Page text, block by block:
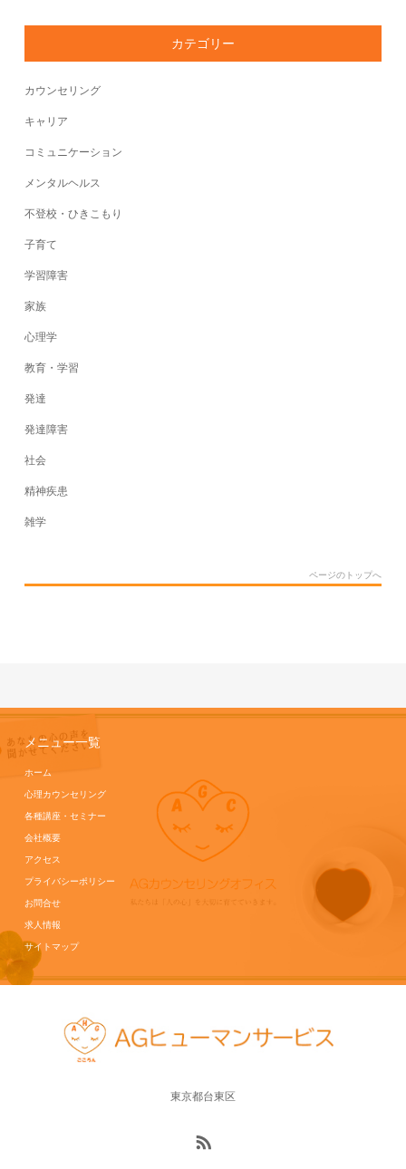
カテゴリー
カウンセリング
キャリア
コミュニケーション
メンタルヘルス
不登校・ひきこもり
子育て
学習障害
家族
心理学
教育・学習
発達
発達障害
社会
精神疾患
雑学
ページのトップへ
メニュー一覧
ホーム
心理カウンセリング
各種講座・セミナー
会社概要
アクセス
プライバシーポリシー
お問合せ
求人情報
サイトマップ
東京都台東区